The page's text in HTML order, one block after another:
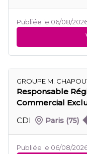
Publiée le 06/08/
GROUPE M.
Responsable
Commercial
CDI
Paris (75)
Publiée le 06/08/